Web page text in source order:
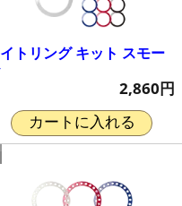
トリング キット スモー
2,860円
カートに入れる